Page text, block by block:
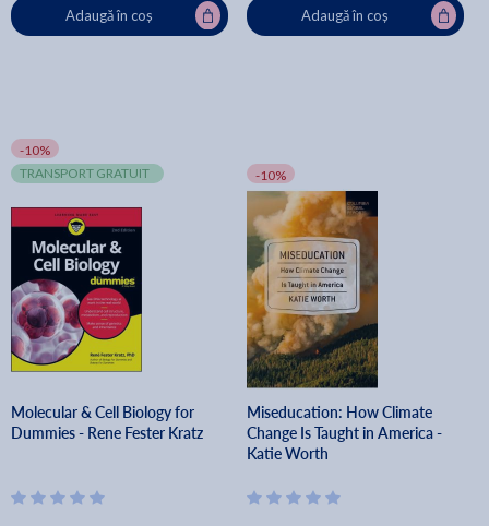
Adaugă în coș Adaugă în coș
-10%
TRANSPORT GRATUIT
Molecular & Cell Biology for
Dummies - Rene Fester Kratz
-10%
Miseducation: How Climate
Change Is Taught in America -
Katie Worth